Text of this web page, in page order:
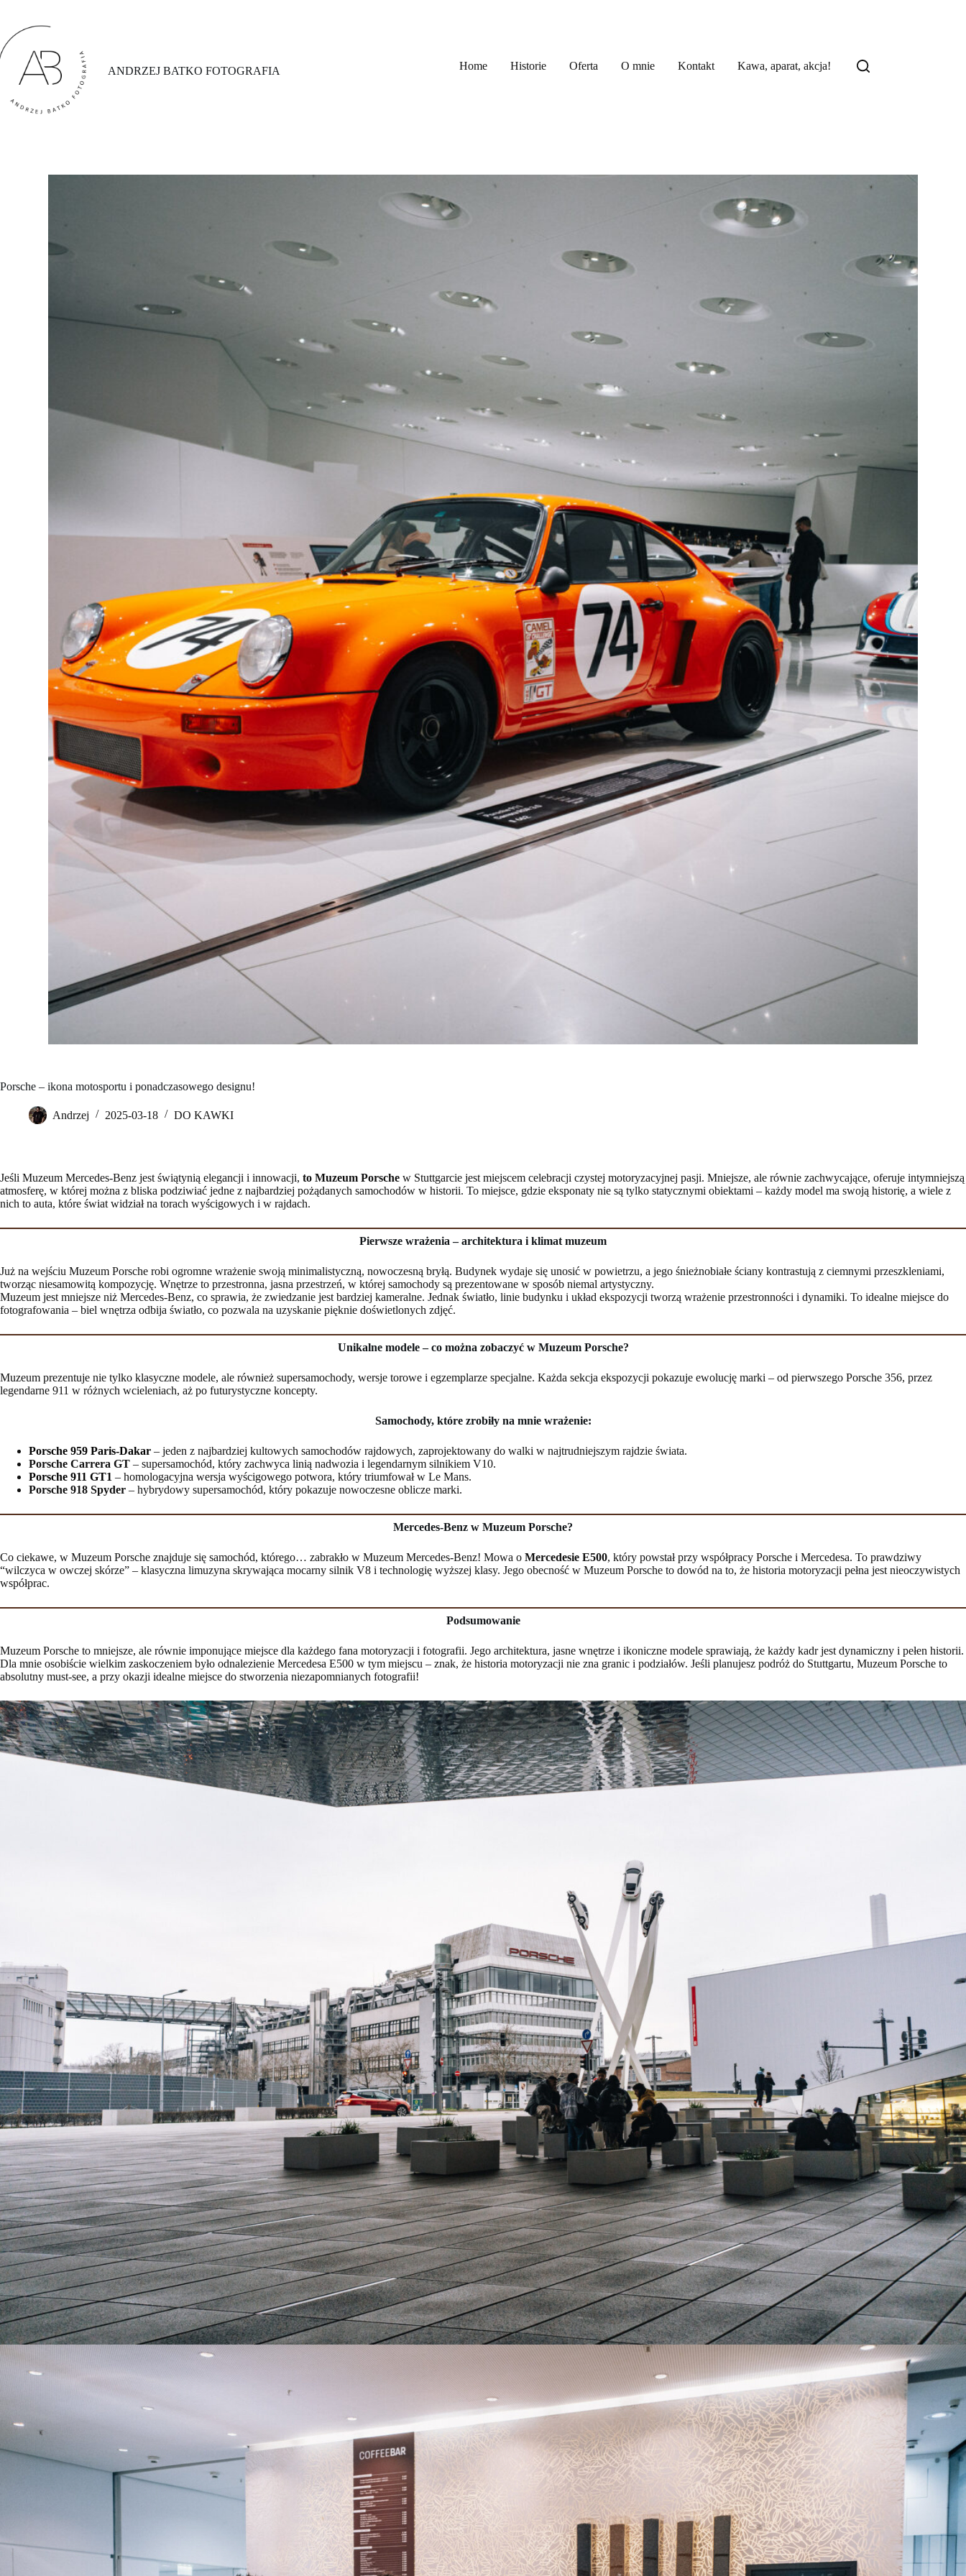
treści
ANDRZEJ BATKO FOTOGRAFIA Home Historie Oferta O mnie Kontakt Kawa, aparat, akcja!
Porsche – ikona motosportu i ponadczasowego designu!
Andrzej 2025-03-18 DO KAWKI
Jeśli Muzeum Mercedes-Benz jest świątynią elegancji i innowacji, to Muzeum Porsche w Stuttgarcie jest miejscem celebracji czystej motoryzacyjnej pasji. Mniejsze, ale równie zachwycające, oferuje intymniejszą
atmosferę, w której można z bliska podziwiać jedne z najbardziej pożądanych samochodów w historii. To miejsce, gdzie eksponaty nie są tylko statycznymi obiektami – każdy model ma swoją historię, a wiele z
nich to auta, które świat widział na torach wyścigowych i w rajdach.
Pierwsze wrażenia – architektura i klimat muzeum
Już na wejściu Muzeum Porsche robi ogromne wrażenie swoją minimalistyczną, nowoczesną bryłą. Budynek wydaje się unosić w powietrzu, a jego śnieżnobiałe ściany kontrastują z ciemnymi przeszkleniami,
tworząc niesamowitą kompozycję. Wnętrze to przestronna, jasna przestrzeń, w której samochody są prezentowane w sposób niemal artystyczny.
Muzeum jest mniejsze niż Mercedes-Benz, co sprawia, że zwiedzanie jest bardziej kameralne. Jednak światło, linie budynku i układ ekspozycji tworzą wrażenie przestronności i dynamiki. To idealne miejsce do
fotografowania – biel wnętrza odbija światło, co pozwala na uzyskanie pięknie doświetlonych zdjęć.
Unikalne modele – co można zobaczyć w Muzeum Porsche?
Muzeum prezentuje nie tylko klasyczne modele, ale również supersamochody, wersje torowe i egzemplarze specjalne. Każda sekcja ekspozycji pokazuje ewolucję marki – od pierwszego Porsche 356, przez
legendarne 911 w różnych wcieleniach, aż po futurystyczne koncepty.
Samochody, które zrobiły na mnie wrażenie:
Porsche 959 Paris-Dakar – jeden z najbardziej kultowych samochodów rajdowych, zaprojektowany do walki w najtrudniejszym rajdzie świata.
Porsche Carrera GT – supersamochód, który zachwyca linią nadwozia i legendarnym silnikiem V10.
Porsche 911 GT1 – homologacyjna wersja wyścigowego potwora, który triumfował w Le Mans.
Porsche 918 Spyder – hybrydowy supersamochód, który pokazuje nowoczesne oblicze marki.
Mercedes-Benz w Muzeum Porsche?
Co ciekawe, w Muzeum Porsche znajduje się samochód, którego… zabrakło w Muzeum Mercedes-Benz! Mowa o Mercedesie E500, który powstał przy współpracy Porsche i Mercedesa. To prawdziwy
“wilczyca w owczej skórze” – klasyczna limuzyna skrywająca mocarny silnik V8 i technologię wyższej klasy. Jego obecność w Muzeum Porsche to dowód na to, że historia motoryzacji pełna jest nieoczywistych
współprac.
Podsumowanie
Muzeum Porsche to mniejsze, ale równie imponujące miejsce dla każdego fana motoryzacji i fotografii. Jego architektura, jasne wnętrze i ikoniczne modele sprawiają, że każdy kadr jest dynamiczny i pełen historii.
Dla mnie osobiście wielkim zaskoczeniem było odnalezienie Mercedesa E500 w tym miejscu – znak, że historia motoryzacji nie zna granic i podziałów. Jeśli planujesz podróż do Stuttgartu, Muzeum Porsche to
absolutny must-see, a przy okazji idealne miejsce do stworzenia niezapomnianych fotografii!